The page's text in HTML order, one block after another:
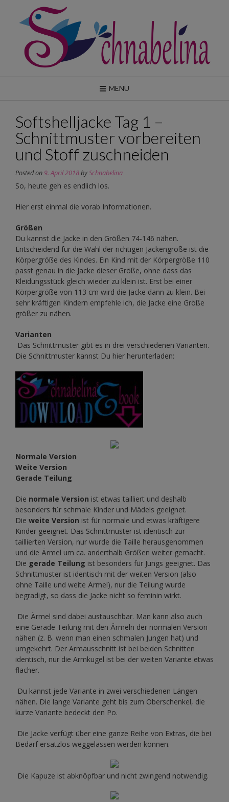
content
MENU
Softshelljacke Tag 1 –
Schnittmuster vorbereiten
und Stoff zuschneiden
Posted on9. April 2018bySchnabelina
So, heute geh es endlich los.
Hier erst einmal die vorab Informationen.
Größen
Du kannst die Jacke in den Größen 74-146 nähen.
Entscheidend für die Wahl der richtigen Jackengröße ist die
Körpergröße des Kindes. Ein Kind mit der Körpergröße 110
passt genau in die Jacke dieser Größe, ohne dass das
Kleidungsstück gleich wieder zu klein ist. Erst bei einer
Körpergröße von 113 cm wird die Jacke dann zu klein. Bei
sehr kräftigen Kindern empfehle ich, die Jacke eine Größe
größer zu nähen.
Varianten
Das Schnittmuster gibt es in drei verschiedenen Varianten.
Die Schnittmuster kannst Du hier herunterladen:
Normale Version
Weite Version
Gerade Teilung
Die normale Version ist etwas tailliert und deshalb
besonders für schmale Kinder und Mädels geeignet.
Die weite Version ist für normale und etwas kräftigere
Kinder geeignet. Das Schnittmuster ist identisch zur
taillierten Version, nur wurde die Taille herausgenommen
und die Ärmel um ca. anderthalb Größen weiter gemacht.
Die gerade Teilung ist besonders für Jungs geeignet. Das
Schnittmuster ist identisch mit der weiten Version (also
ohne Taille und weite Ärmel), nur die Teilung wurde
begradigt, so dass die Jacke nicht so feminin wirkt.
Die Ärmel sind dabei austauschbar. Man kann also auch
eine Gerade Teilung mit den Ärmeln der normalen Version
nähen (z. B. wenn man einen schmalen Jungen hat) und
umgekehrt. Der Armausschnitt ist bei beiden Schnitten
identisch, nur die Armkugel ist bei der weiten Variante etwas
flacher.
Du kannst jede Variante in zwei verschiedenen Längen
nähen. Die lange Variante geht bis zum Oberschenkel, die
kurze Variante bedeckt den Po.
Die Jacke verfügt über eine ganze Reihe von Extras, die bei
Bedarf ersatzlos weggelassen werden können.
Die Kapuze ist abknöpfbar und nicht zwingend notwendig.